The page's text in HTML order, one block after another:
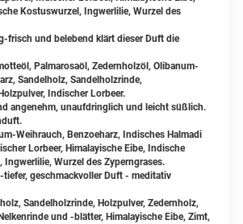
Kostuswurzel, Ingwerlilie, Wurzel des
frisch und belebend klärt dieser Duft die
Palmarosaöl, Zedernholzöl, Olibanum-
Sandelholz, Sandelholzrinde,
Indischer Lorbeer.
angenehm, unaufdringlich und leicht süßlich.
Weihrauch, Benzoeharz, Indisches Halmadi
Lorbeer, Himalayische Eibe, Indische
Ingwerlilie, Wurzel des Zyperngrases.
geschmackvoller Duft - meditativ
Sandelholzrinde, Holzpulver, Zedernholz,
und -blätter, Himalayische Eibe, Zimt,